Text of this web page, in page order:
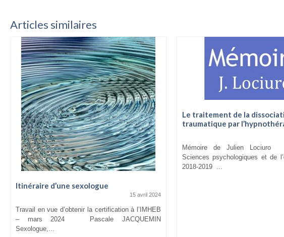
Articles similaires
Itinéraire d’une sexologue
15 avril 2024
Travail en vue d’obtenir la certification à l’IMHEB
– mars 2024 Pascale JACQUEMIN
Sexologue,...
Le traitement de la
traumatique par
Mémoire de Julien Lociuro
Sciences psychologiques et de
2018-2019 ...